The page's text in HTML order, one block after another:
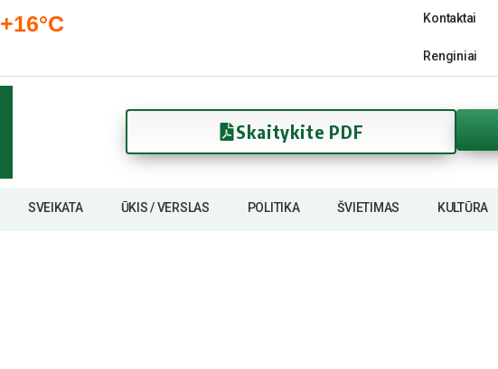
+16°C Kontaktai
Renginiai
Skaitykite PDF
SVEIKATA ŪKIS / VERSLAS POLITIKA ŠVIETIMAS KULTŪRA